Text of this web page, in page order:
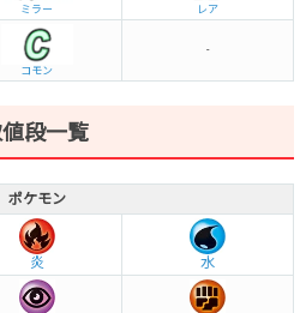
ミラー レア
コモン
-
段一覧
ポケモン
炎 水